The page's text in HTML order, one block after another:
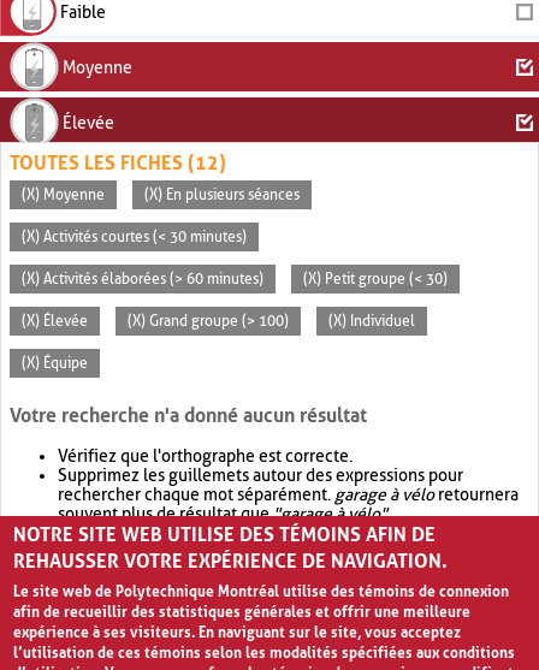
Faible
Moyenne
Élevée
TOUTES LES FICHES (12)
(X) Moyenne (X) En plusieurs séances
(X) Activités courtes (< 30 minutes)
(X) Activités élaborées (> 60 minutes) (X) Petit groupe (< 30)
(X) Élevée (X) Grand groupe (> 100) (X) Individuel
(X) Équipe
Votre recherche n'a donné aucun résultat
Vérifiez que l'orthographe est correcte.
Supprimez les guillemets autour des expressions pour
rechercher chaque mot séparément. garage à véloretournera
souvent plus de résultat que"garage à vélo".
Envisagez d'élargir votre recherche avec OR.garage OR vélo
retournera souvent plus de résultat quegarage à vélo
NOTRE SITE WEB UTILISE DES TÉMOINS AFIN DE
REHAUSSER VOTRE EXPÉRIENCE DE NAVIGATION.
Le site web de Polytechnique Montréal utilise des témoins de connexion
afin de recueillir des statistiques générales et offrir une meilleure
expérience à ses visiteurs. En naviguant sur le site, vous acceptez
l’utilisation de ces témoins selon les modalités spécifiées aux conditions